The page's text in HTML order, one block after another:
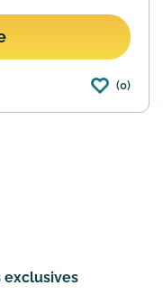
avec Student
(0)
exclusives